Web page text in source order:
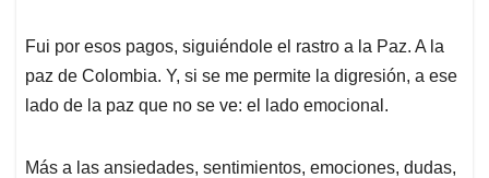
p
k
n
Fui por esos pagos, siguiéndole el rastro a la Paz. A la
paz de Colombia. Y, si se me permite la digresión, a ese
lado de la paz que no se ve: el lado emocional.
Más a las ansiedades, sentimientos, emociones, dudas,